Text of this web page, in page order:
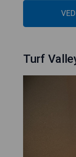
Turf